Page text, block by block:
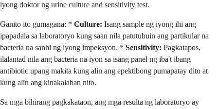
iyong doktor ng urine culture and sensitivity test.
Ganito ito gumagana: * Culture: Isang sample ng iyong ihi ang
ipapadala sa laboratoryo kung saan nila patutubuin ang partikular na
bacteria na sanhi ng iyong impeksyon. * Sensitivity: Pagkatapos,
ilalantad nila ang bacteria na iyon sa isang panel ng iba't ibang
antibiotic upang makita kung alin ang epektibong pumapatay dito at
kung alin ang kinakalaban nito.
Sa mga bihirang pagkakataon, ang mga resulta ng laboratoryo ay